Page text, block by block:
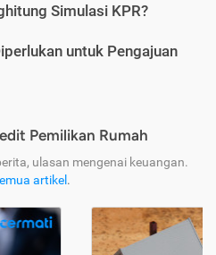
Simulasi KPR?
untuk Pengajuan
Pemilikan Rumah
ulasan mengenai keuangan.
artikel .